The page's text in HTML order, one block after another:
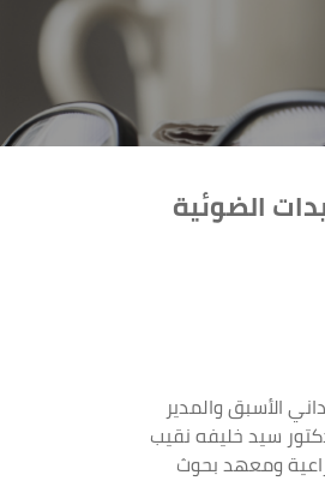
الضوئية
الأسبق والمدير
سيد خليفه نقيب
ومعهد بحوث